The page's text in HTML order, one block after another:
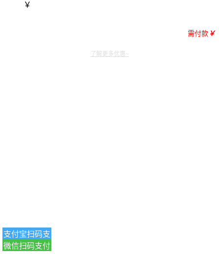
￥
需付款 ￥
支付宝扫码支
付
微信扫码支付
了解更多优惠~